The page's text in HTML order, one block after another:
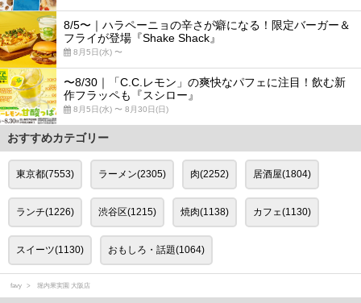
8/5〜｜ハラペーニョの辛さが癖になる！限定バーガー＆
フライが登場『Shake Shack』
8月5日(水) 〜
〜8/30｜「C.C.レモン」の爽快なパフェに注目！飲む新
作フラッペも『スシロー』
8月5日(水) 〜 8月30日(日)
おすすめカテゴリー
東京都(7553) ラーメン(2305) 肉(2252) 居酒屋(1804)
ランチ(1226) 渋谷区(1215) 焼肉(1138) カフェ(1130)
スイーツ(1130) おもしろ・話題(1064)
favy 堀内果実園 大阪店